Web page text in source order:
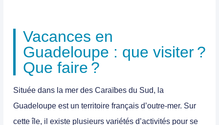
Vacances en
Guadeloupe : que visiter ?
Que faire ?
Située dans la mer des Caraïbes du Sud, la
Guadeloupe est un territoire français d’outre-mer. Sur
cette île, il existe plusieurs variétés d’activités pour se